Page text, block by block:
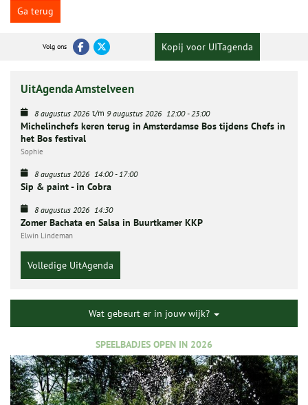
Ga terug
Volg ons Kopij voor UITagenda
UitAgenda Amstelveen
8 augustus 2026 t/m 9 augustus 2026 12:00-23:00
Michelinchefs keren terug in Amsterdamse Bos tijdens Chefs in
het Bos festival
Sophie
8 augustus 2026 14:00-17:00
Sip & paint - in Cobra
8 augustus 2026 14:30
Zomer Bachata en Salsa in Buurtkamer KKP
Elwin Lindeman
Volledige UitAgenda
Wat gebeurt er in jouw wijk?
SPEELBADJES OPEN IN 2026